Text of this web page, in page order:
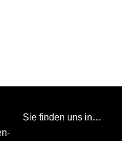
Sie finden uns in…